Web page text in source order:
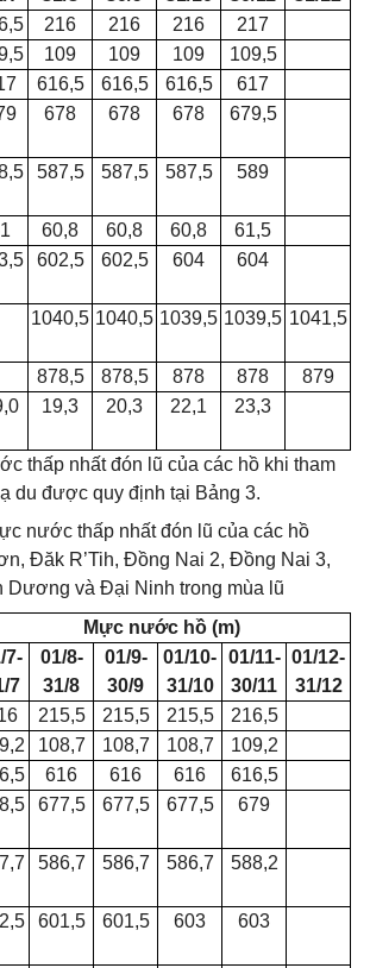
216 216 216
217
109 109 109
109,5
616,5 616,5 616,5
617
678 678 678 679,5
587,5 587,5 587,5 589
60,8 60,8 60,8
61,5
602,5 602,5 604 604
1040,5 1040,5 1039,5 1039,5 1041,5
878,5 878,5 878 878
879
19,3 20,3 22,1 23,3
thấp nhất đón lũ của các hồ khi tham
du được quy định tại Bảng 3.
nước thấp nhất đón lũ của các hồ
Đăk R’Tih, Đồng Nai 2, Đồng Nai 3,
Dương và Đại Ninh trong mùa lũ
Mực nước hồ (m)
7-
7
01/8-
31/8
01/9-
30/9
01/10-
31/10
01/11-
30/11
01/12-
31/12
215,5 215,5 215,5
216,5
108,7 108,7 108,7
109,2
616 616 616
616,5
677,5 677,5 677,5 679
586,7 586,7 586,7 588,2
601,5 601,5 603 603